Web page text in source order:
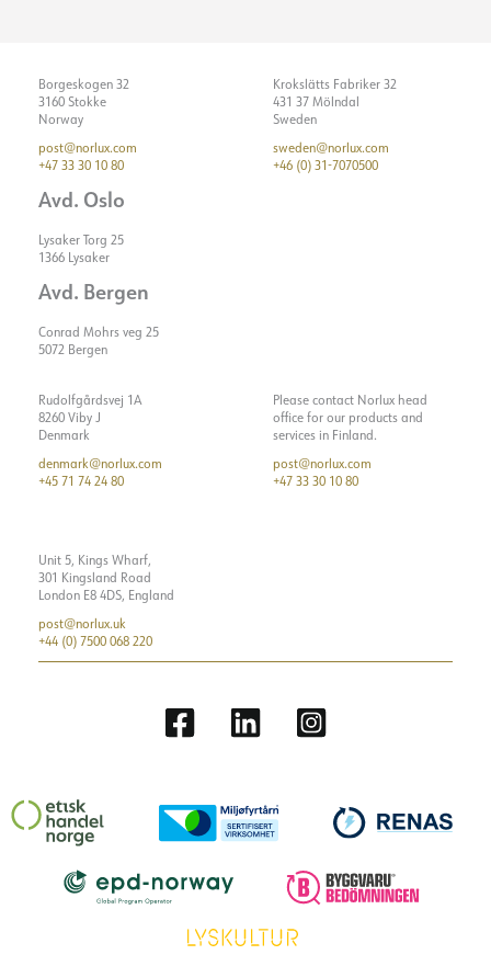
Borgeskogen 32
3160 Stokke
Norway
post@norlux.com
+47 33 30 10 80
Avd. Oslo
Lysaker Torg 25
1366 Lysaker
Avd. Bergen
Conrad Mohrs veg 25
5072 Bergen
Krokslätts Fabriker 32
431 37 Mölndal
Sweden
sweden@norlux.com
+46 (0) 31-7070500
Rudolfgårdsvej 1A
8260 Viby J
Denmark
denmark@norlux.com
+45 71 74 24 80
Please contact Norlux head
office for our products and
services in Finland.
post@norlux.com
+47 33 30 10 80
Unit 5, Kings Wharf,
301 Kingsland Road
London E8 4DS, England
post@norlux.uk
+44 (0) 7500 068 220